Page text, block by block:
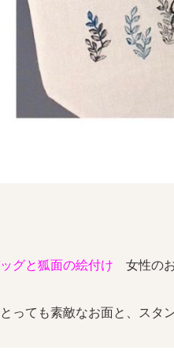
グと狐面の絵付け 女性の
っても素敵なお面と、スタ